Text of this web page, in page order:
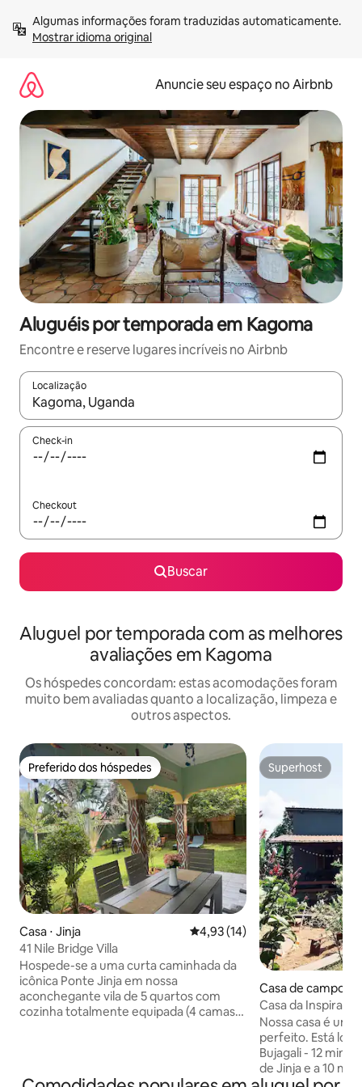
para
Mostrar idioma original
Anuncie seu espaço no Airbnb
Aluguéis por temporada em Kagoma
Encontre e reserve lugares incríveis no Airbnb
Localização
Quando os resultados estiverem disponíveis, explore-os
Check-in
Checkout
Buscar
Aluguel por temporada com as melhores
avaliações em Kagoma
Os hóspedes concordam: estas acomodações foram
muito bem avaliadas quanto a localização, limpeza e
outros aspectos.
Preferido dos hóspedes
Preferido dos hóspedes
Casa ⋅ Jinja 4,93 de uma avaliação média
4,93 (14)
41 Nile Bridge Villa
Hospede-se a uma curta caminhada da
icônica Ponte Jinja em nossa
aconchegante vila de 5 quartos com
cozinha totalmente equipada (4 camas
Superhost
Superhost
Casa de campo ⋅
i)
Casa da
Nossa casa é um
perfeito. Está
Bujagali - 12
de Jinja e a 10
pores do